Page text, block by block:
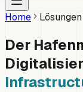
Home Lösungen
Der